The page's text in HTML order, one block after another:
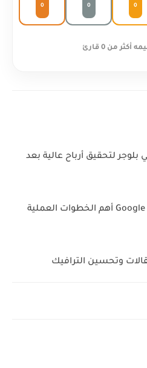
0
0
0
من 0 قارئ
بلوجر لتحقيق أرباح عالية بعد
سر القبول في Google AdSense أهم الخطوات العملية
وتحسين الترافيك